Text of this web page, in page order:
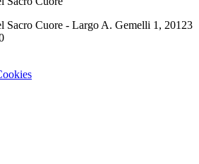
Sacro Cuore - Largo A. Gemelli 1, 20123